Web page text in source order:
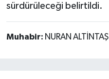
sürdürüleceği belirtildi.
Muhabir: NURAN ALTİNTAŞ